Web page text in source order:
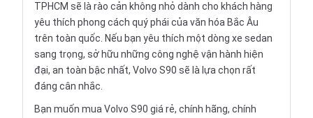
TPHCM sẽ là rào cản không nhỏ dành cho khách hàng
yêu thích phong cách quý phái của văn hóa Bắc Âu
trên toàn quốc. Nếu bạn yêu thích một dòng xe sedan
sang trọng, sở hữu những công nghệ vận hành hiện
đại, an toàn bậc nhất, Volvo S90 sẽ là lựa chọn rất
đáng cân nhắc.
Bạn muốn mua Volvo S90 giá rẻ, chính hãng, chính